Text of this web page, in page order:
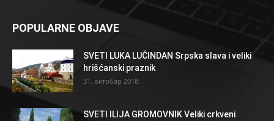
POPULARNE OBJAVE
SVETI LUKA LUČINDAN Srpska slava i veliki
hrišćanski praznik
31. октобар 2018.
SVETI ILIJA GROMOVNIK Veliki crkveni